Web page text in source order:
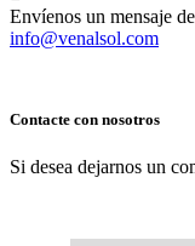
Envíenos un mensaje
info@venalsol.com
Contacte con nosotros
Si desea dejarnos un